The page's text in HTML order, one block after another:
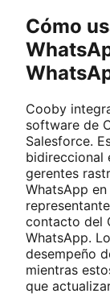
Cómo
Cooby
software de
Salesforce.
bidireccional
gerentes
WhatsApp
contacto del
WhatsApp.
desempeño
mientras
que